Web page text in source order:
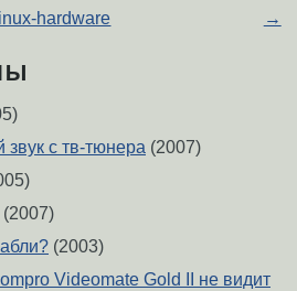
hardware →
звук с тв-тюнера (2007)
(2007)
(2003)
Videomate Gold II не видит